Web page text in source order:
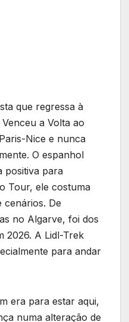
que regressa à
a Volta ao
Nice e nunca
O espanhol
positiva para
Tour, ele costuma
De
no Algarve, foi dos
2026. A Lidl-Trek
para andar
era para estar aqui,
numa alteração de